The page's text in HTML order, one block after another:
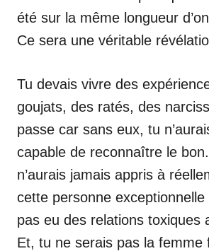
été sur la même longueur
Ce sera une véritable
Tu devais vivre des
goujats, des ratés, des
passe car sans eux, tu
capable de reconnaître le
n’aurais jamais appris à
cette personne exceptionnelle
pas eu des relations toxiques
Et, tu ne serais pas la femme